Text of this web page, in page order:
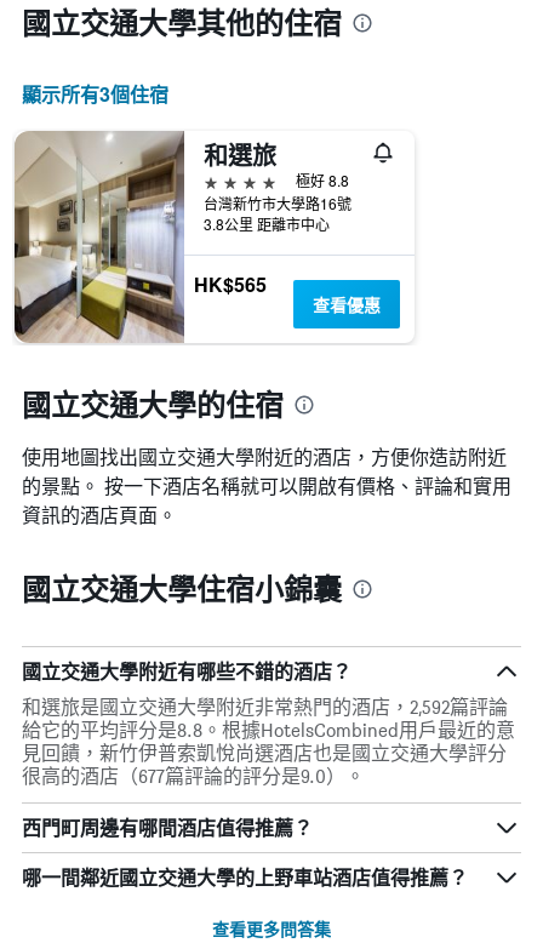
國立交通大學​其他的住宿
顯示所有3​個住宿
和選旅
4星級
極好 8.8
台灣新竹市大學路16號
3.8公里 距離市中心
HK$565
查看優惠
國立交通大學的住宿
使用地圖找出國立交通大學​附近的酒店，方便你造訪附近
的景點。 按一下酒店名稱就可以開啟有價格、評論和實用
資訊的酒店頁面。
國立交通大學住宿小錦囊
國立交通大學附近有哪些不錯的酒店？
和選旅是國立交通大學附近非常熱門的酒店，2,592篇評論
給它的平均評分是8.8。根據HotelsCombined用戶最近的意
見回饋，新竹伊普索凱悅尚選酒店也是國立交通大學評分
很高的酒店（677篇評論的評分是9.0）。
西門町周邊有哪間酒店值得推薦？
哪一間鄰近國立交通大學的上野車站酒店值得推薦？
查看更多問答集